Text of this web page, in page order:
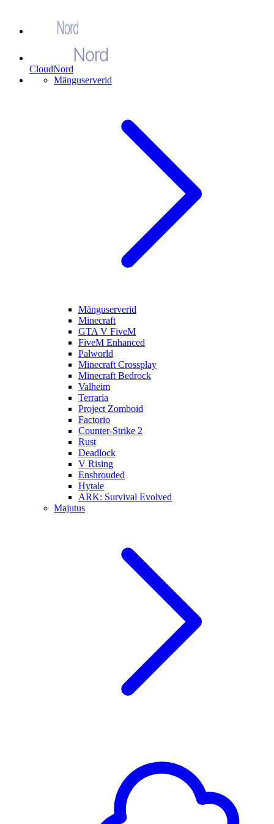
CloudNord
Mänguserverid
Mänguserverid
Minecraft
GTA V FiveM
FiveM Enhanced
Palworld
Minecraft Crossplay
Minecraft Bedrock
Valheim
Terraria
Project Zomboid
Factorio
Counter-Strike 2
Rust
Deadlock
V Rising
Enshrouded
Hytale
ARK: Survival Evolved
Majutus